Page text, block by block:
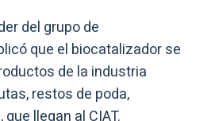
del grupo de
que el biocatalizador se
de la industria
restos de poda,
llegan al CIAT.